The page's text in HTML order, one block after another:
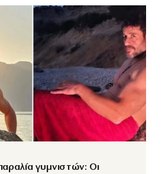
γυμνιστών: Οι